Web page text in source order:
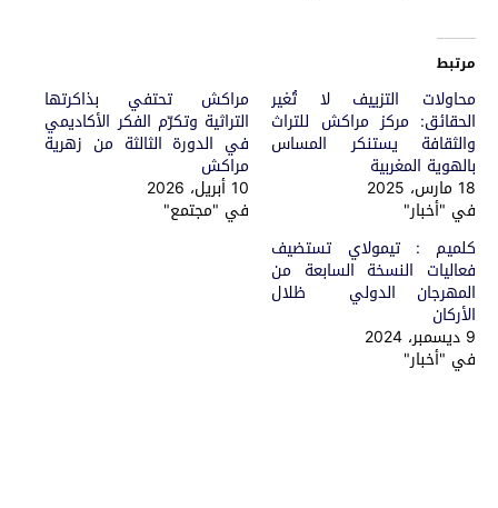
مرتبط
محاولات التزييف لا تُغير
الحقائق: مركز مراكش للتراث
والثقافة يستنكر المساس
بالهوية المغربية
18 مارس، 2025
في "أخبار"
مراكش تحتفي بذاكرتها
التراثية وتكرّم الفكر الأكاديمي
في الدورة الثالثة من زهرية
مراكش
10 أبريل، 2026
في "مجتمع"
كلميم : تيمولاي تستضيف
فعاليات النسخة السابعة من
المهرجان الدولي ظلال
الأركان
9 ديسمبر، 2024
في "أخبار"